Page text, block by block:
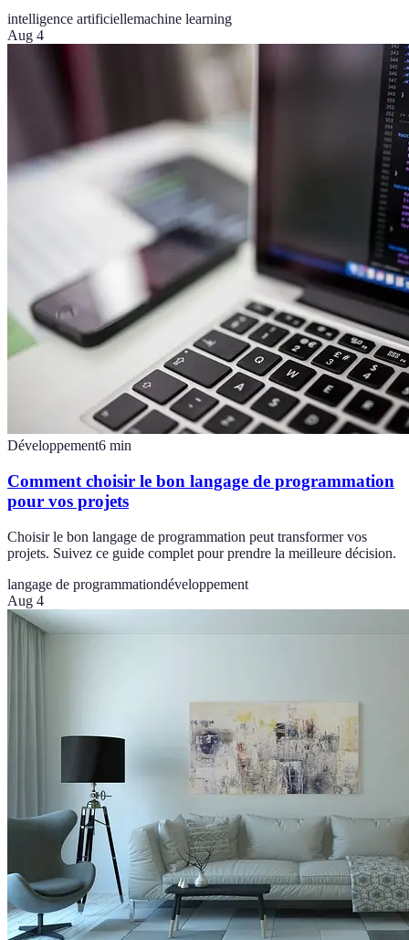
intelligence artificiellemachine learning
Aug 4
Développement6 min
Comment choisir le bon langage de programmation
pour vos projets
Choisir le bon langage de programmation peut transformer vos
projets. Suivez ce guide complet pour prendre la meilleure décision.
langage de programmationdéveloppement
Aug 4